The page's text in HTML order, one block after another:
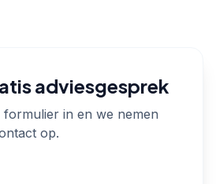
adviesgesprek
in en we nemen
op.